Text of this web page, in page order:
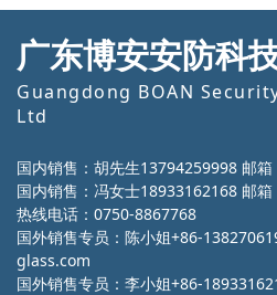
广东博安安防科
Guangdong BOAN
Ltd
国内销售：胡先生13794259998 邮
国内销售：冯女士18933162168 邮
热线电话：0750-8867768
国外销售专员：陈小姐+86-
glass.com
国外销售专员：李小姐+86-